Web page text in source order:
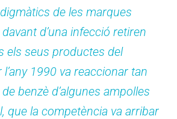
de les marques
d’una infecció retiren
els seus productes del
1990 va reaccionar tan
benzè d’algunes ampolles
que la competència va arribar